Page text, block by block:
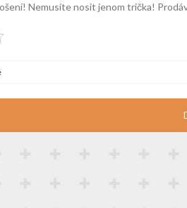
Nemusíte nosit jenom trička!